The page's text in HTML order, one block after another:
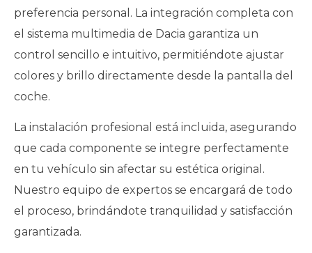
preferencia personal. La integración completa con
el sistema multimedia de Dacia garantiza un
control sencillo e intuitivo, permitiéndote ajustar
colores y brillo directamente desde la pantalla del
coche.
La instalación profesional está incluida, asegurando
que cada componente se integre perfectamente
en tu vehículo sin afectar su estética original.
Nuestro equipo de expertos se encargará de todo
el proceso, brindándote tranquilidad y satisfacción
garantizada.